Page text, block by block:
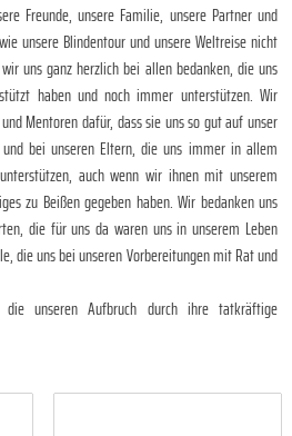
Freunde, unsere Familie, unsere Partner und
unsere Blindentour und unsere Weltreise nicht
uns ganz herzlich bei allen bedanken, die uns
haben und noch immer unterstützen. Wir
Mentoren dafür, dass sie uns so gut auf unser
bei unseren Eltern, die uns immer in allem
auch wenn wir ihnen mit unserem
zu Beißen gegeben haben. Wir bedanken uns
die für uns da waren uns in unserem Leben
die uns bei unseren Vorbereitungen mit Rat und
unseren Aufbruch durch ihre tatkräftige